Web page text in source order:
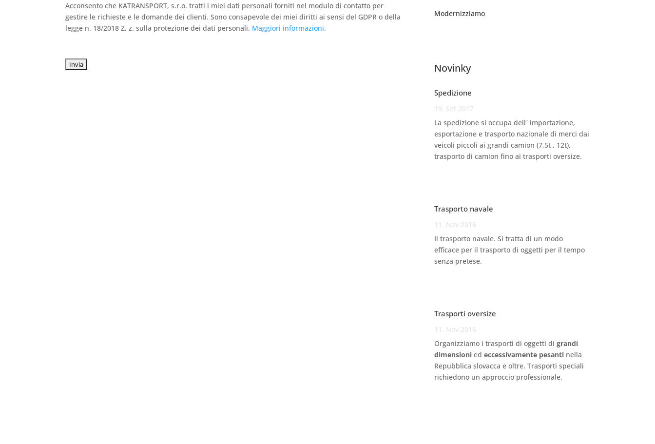
Acconsento che KATRANSPORT, s.r.o. tratti i miei dati personali forniti nel modulo di contatto per
gestire le richieste e le domande dei clienti. Sono consapevole dei miei diritti ai sensi del GDPR o della
legge n. 18/2018 Z. z. sulla protezione dei dati personali. Maggiori informazioni.
Modernizziamo
Novinky
Spedizione
19. Set 2017
La spedizione si occupa dell´ importazione,
esportazione e trasporto nazionale di merci dai
veicoli piccoli ai grandi camion (7,5t , 12t),
trasporto di camion fino ai trasporti oversize.
Trasporto navale
11. Nov 2016
Il trasporto navale. Si tratta di un modo
efficace per il trasporto di oggetti per il tempo
senza pretese.
Trasporti oversize
11. Nov 2016
Organizziamo i trasporti di oggetti di grandi
dimensionied eccessivamente pesantinella
Repubblica slovacca e oltre. Trasporti speciali
richiedono un approccio professionale.